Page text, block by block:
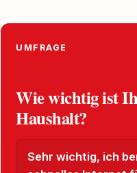
UMFRAGE
Wie wichtig ist
Haushalt?
Sehr wichtig, ich